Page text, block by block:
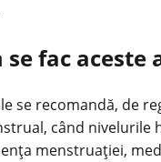
se fac aceste
se recomandă, de
când nivelurile
menstruaţiei,